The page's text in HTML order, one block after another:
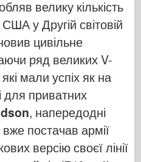
велику кількість
у Другій світовій
цивільне
ряд великих V-
мали успіх як на
для приватних
, напередодні
вже постачав армії
версію своєї лінії